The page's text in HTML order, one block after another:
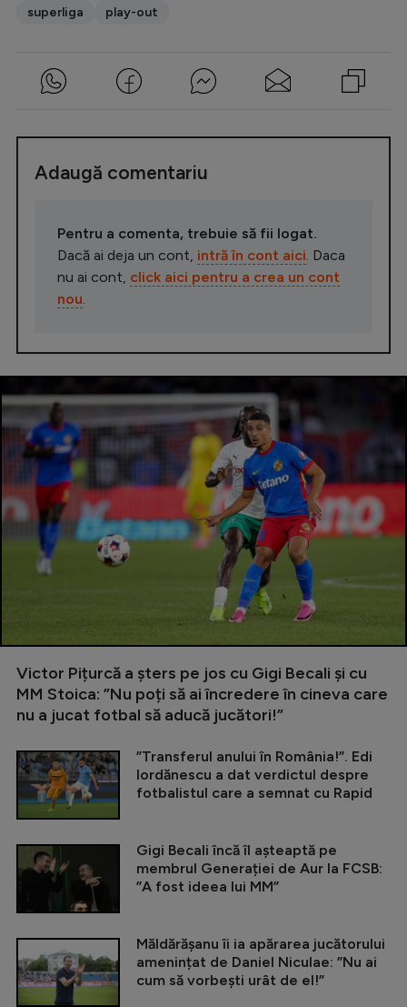
superliga
play-out
Adaugă comentariu
Pentru a comenta, trebuie să fii logat.
Dacă ai deja un cont, intră în cont aici . Daca
nu ai cont, click aici pentru a crea un cont
nou
Victor Pițurcă a șters pe jos cu Gigi Becali și cu
MM Stoica: ”Nu poți să ai încredere în cineva care
nu a jucat fotbal să aducă jucători!”
”Transferul anului în România!”. Edi
Iordănescu a dat verdictul despre
fotbalistul care a semnat cu Rapid
Gigi Becali încă îl așteaptă pe
membrul Generației de Aur la FCSB:
”A fost ideea lui MM”
Măldărășanu îi ia apărarea jucătorului
amenințat de Daniel Niculae: ”Nu ai
cum să vorbești urât de el!”